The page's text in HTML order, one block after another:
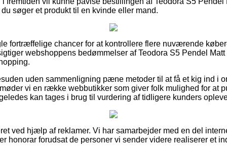
søger et produkt til en kvinde eller mand.
fortræffelige chancer for at kontrollere flere nuværende
webshoppens bedømmelser af Teodora S5 Pendel
uden sammenligning pæne metoder til at få et kig ind i
vi en række webbutikker som giver folk mulighed for at
kan tages i brug til vurdering af tidligere kunders
ved hjælp af reklamer. Vi har samarbejder med en del
honorar forudsat de personer vi sender videre realiserer et